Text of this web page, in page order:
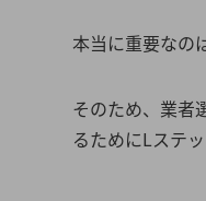
本当に重要なの
そのため、業者
るためにLステ